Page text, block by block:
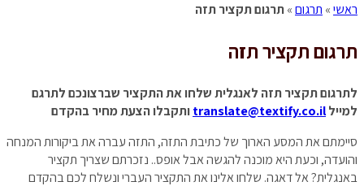
ראשי» תרגום»תרגום תקציר תזה
תרגוםתקציר תזה
לתרגום תקציר תזה לאנגלית שלחו את התקציר שברצונכם לתרגם
למיילtranslate@textify.co.ilותקבלו הצעת מחיר בהקדם
סיימתם את המסע הארוך של כתיבת התזה, התזה עברה את ביקורות המנחה
והועדה, וכעת היא מוכנה להגשה אבל אופס.. נזכרתם שצריך תקציר
באנגלית? אל דאגה. שלחו אלינו את התקציר העברי ונשלח לכם בהקדם